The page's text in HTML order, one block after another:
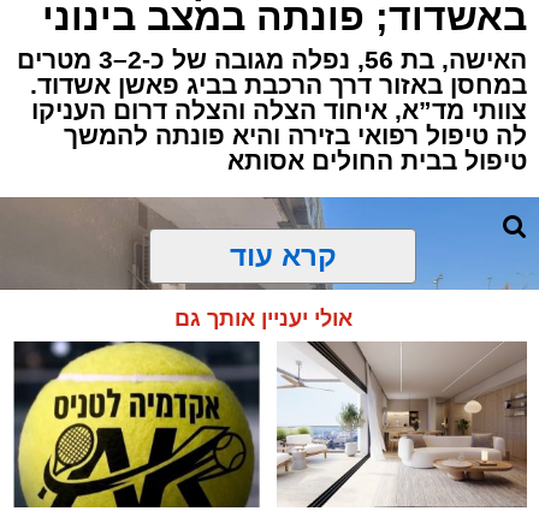
ברובע י"א בעיר, כתוצאה מאירוע פתאומי שגרם
להפסקת פעילות ליבו.
למקום הוזעקו מיד צוותי רפואה ומתנדבים של
ארגון "איחוד הצלה". החובשים והפרמדיקים
הכרה, ופתחו מיידית בפעולות החייאה מתקדמות,
הכוללות עיסויי לב ושימוש במפעם (דפיברילטור).
בזכות התושייה והפעילות המהירה והמקצועית של
הצוותים בשטח, ליבו של הגבר שב לפעום.
לאחר ייצוב מצבו הראשוני, הוא פונה באמבולנס
לבית חולים להמשך קבלת טיפול רפואי כשמצבו
מוגדר יציב.
באשדוד; פונתה במצב בינוני
האישה, בת 56, נפלה מגובה של כ-2–3 מטרים
במחסן באזור דרך הרכבת בביג פאשן אשדוד.
צוותי מד”א, איחוד הצלה והצלה דרום העניקו
לה טיפול רפואי בזירה והיא פונתה להמשך
טיפול בבית החולים אסותא
קרא עוד
אולי יעניין אותך גם